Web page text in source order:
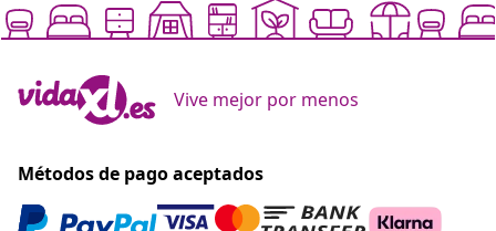
Vive mejor por menos
Métodos de pago aceptados